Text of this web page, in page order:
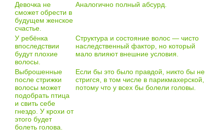
Девочка не
сможет обрести в
будущем женское
счастье.
Аналогично полный абсурд.
У ребёнка
впоследствии
будут плохие
волосы.
Структура и состояние волос — чисто
наследственный фактор, но который
мало влияют внешние условия.
Выброшенные
после стрижки
волосы может
подобрать птица
и свить себе
гнездо. У крохи от
этого будет
болеть голова.
Если бы это было правдой, никто бы не
стригся, в том числе в парикмахерской,
потому что у всех бы болели головы.